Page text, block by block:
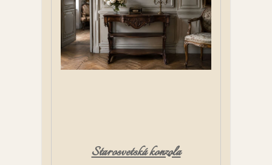
Starosvetská konzola